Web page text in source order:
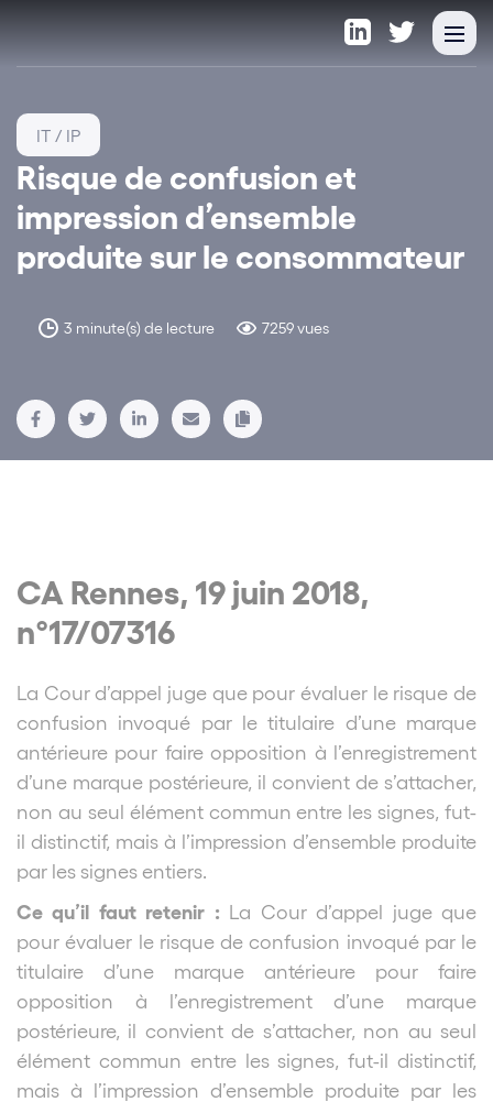
Risque de confusion et
impression d’ensemble
produite sur le consommateur
3 minute(s) de lecture 7259 vues
IT / IP
CA Rennes, 19 juin 2018,
n°17/07316
La Cour d’appel juge que pour évaluer le risque de
confusion invoqué par le titulaire d’une marque
antérieure pour faire opposition à l’enregistrement
d’une marque postérieure, il convient de s’attacher,
non au seul élément commun entre les signes, fut-
il distinctif, mais à l’impression d’ensemble produite
par les signes entiers.
Ce qu’il faut retenir : La Cour d’appel juge que
pour évaluer le risque de confusion invoqué par le
titulaire d’une marque antérieure pour faire
opposition à l’enregistrement d’une marque
postérieure, il convient de s’attacher, non au seul
élément commun entre les signes, fut-il distinctif,
mais à l’impression d’ensemble produite par les